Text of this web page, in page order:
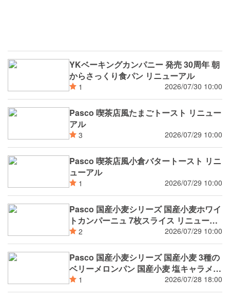
YKベーキングカンパニー 発売 30周年 朝
からさっくり食パン リニューアル
1 2026/07/30 10:00
Pasco 喫茶店風たまごトースト リニュー
アル
3 2026/07/29 10:00
Pasco 喫茶店風小倉バタートースト リニ
ューアル
1 2026/07/29 10:00
Pasco 国産小麦シリーズ 国産小麦ホワイ
トカンパーニュ 7枚スライス リニューア
ル 2 2026/07/29 10:00
Pasco 国産小麦シリーズ 国産小麦 3種の
ベリーメロンパン 国産小麦 塩キャラメル
1 2026/07/28 18:00